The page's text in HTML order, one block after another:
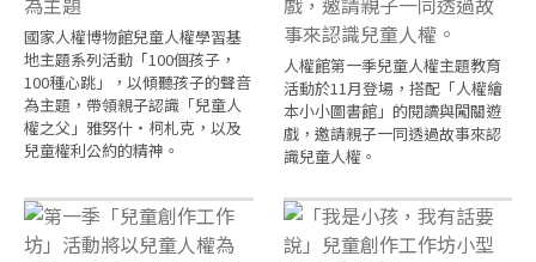
國家人權博物館兒童人權學習基
地主題系列活動「100個孩子，
100種心跳」，以傾聽孩子的聲音
為主題，帶領親子認識「兒童人
權之父」雅努什・柯札克，以及
兒童權利公約的精神。
人權館第一季兒童人權主題教育
活動於11月登場，搭配「人權繪
本小小圖書館」的閱讀與闖關遊
戲，邀請親子一同透過故事來認
識兒童人權。